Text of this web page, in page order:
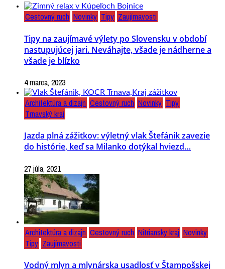
Cestovný ruch Novinky Tipy Zaujímavosti
Tipy na zaujímavé výlety po Slovensku v období
nastupujúcej jari. Neváhajte, všade je nádherne a
všade je blízko
4 marca, 2023
Architektúra a dizajn Cestovný ruch Novinky Tipy
Trnavský kraj
Jazda plná zážitkov: výletný vlak Štefánik zavezie
do histórie, keď sa Milanko dotýkal hviezd…
27 júla, 2021
Architektúra a dizajn Cestovný ruch Nitriansky kraj Novinky
Tipy Zaujímavosti
Vodný mlyn a mlynárska usadlosť v Štampošskej